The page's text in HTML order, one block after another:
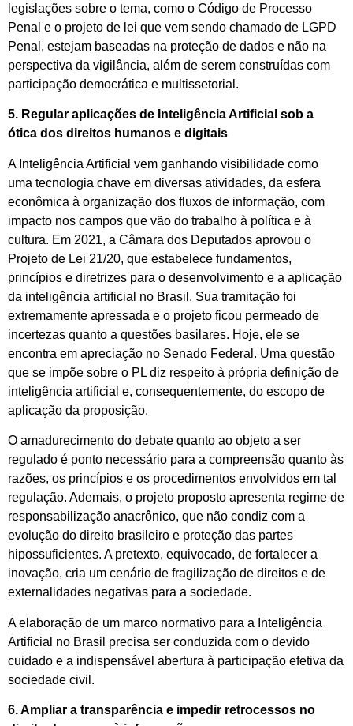
legislações sobre o tema, como o Código de Processo
Penal e o projeto de lei que vem sendo chamado de LGPD
Penal, estejam baseadas na proteção de dados e não na
perspectiva da vigilância, além de serem construídas com
participação democrática e multissetorial.
5. Regular aplicações de Inteligência Artificial sob a
ótica dos direitos humanos e digitais
A Inteligência Artificial vem ganhando visibilidade como
uma tecnologia chave em diversas atividades, da esfera
econômica à organização dos fluxos de informação, com
impacto nos campos que vão do trabalho à política e à
cultura. Em 2021, a Câmara dos Deputados aprovou o
Projeto de Lei 21/20, que estabelece fundamentos,
princípios e diretrizes para o desenvolvimento e a aplicação
da inteligência artificial no Brasil. Sua tramitação foi
extremamente apressada e o projeto ficou permeado de
incertezas quanto a questões basilares. Hoje, ele se
encontra em apreciação no Senado Federal. Uma questão
que se impõe sobre o PL diz respeito à própria definição de
inteligência artificial e, consequentemente, do escopo de
aplicação da proposição.
O amadurecimento do debate quanto ao objeto a ser
regulado é ponto necessário para a compreensão quanto às
razões, os princípios e os procedimentos envolvidos em tal
regulação. Ademais, o projeto proposto apresenta regime de
responsabilização anacrônico, que não condiz com a
evolução do direito brasileiro e proteção das partes
hipossuficientes. A pretexto, equivocado, de fortalecer a
inovação, cria um cenário de fragilização de direitos e de
externalidades negativas para a sociedade.
A elaboração de um marco normativo para a Inteligência
Artificial no Brasil precisa ser conduzida com o devido
cuidado e a indispensável abertura à participação efetiva da
sociedade civil.
6. Ampliar a transparência e impedir retrocessos no